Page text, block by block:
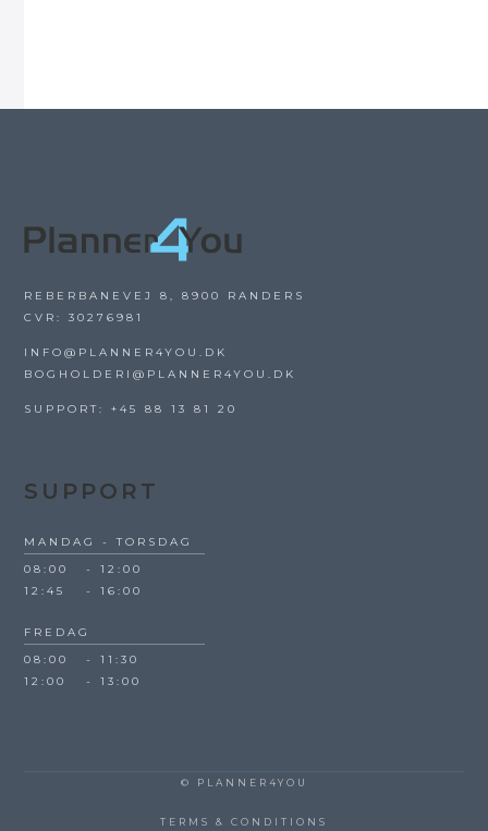
REBERBANEVEJ 8, 8900 RANDERS
CVR: 30276981
INFO@PLANNER4YOU.DK
BOGHOLDERI@PLANNER4YOU.DK
SUPPORT: +45 88 13 81 20
SUPPORT
MANDAG - TORSDAG
08:00
-
12:00
12:45
- 16:00
FREDAG
08:00
-
11:30
12:00
- 13:00
© PLANNER4YOU
TERMS & CONDITIONS